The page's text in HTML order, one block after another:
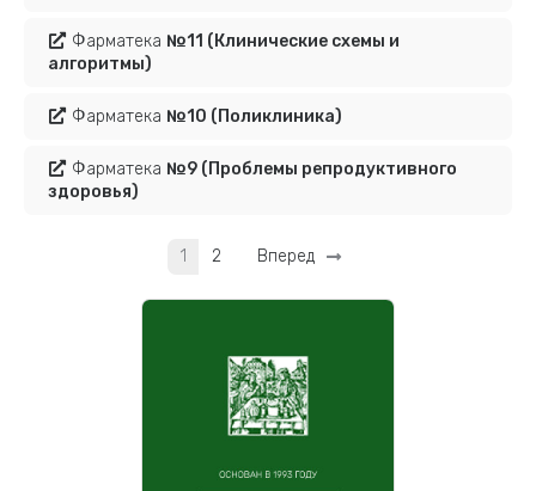
Фарматека №11 (Клинические схемы и
алгоритмы)
Фарматека №10 (Поликлиника)
Фарматека №9 (Проблемы репродуктивного
здоровья)
1 2 Вперед